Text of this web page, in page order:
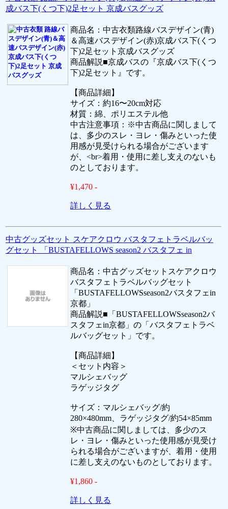
成バス下(くつ下)2足セット 京成バスグッズ
商品名：中古衣類路線バスデザイン(青)
＆高速バスデザイン(赤)京成バス下(くつ
下)2足セット京成バスグッズ
商品解説■京成バスの『京成バス下(くつ
下)2足セット』です。
【商品詳細】
サイズ：約16〜20cm対応
材質：綿、ポリエステル他
中古注意事項：※中古商品に関しまして
は、多少のスレ・ヨレ・傷みといった使
用感が見受けられる場合がございます
が、<br>着用・使用に差し支えのないも
のとしております。
¥1,470 -
詳しく見る
中古グッズセット スケアクロウ バスタフェトラベルバッ
グセット 「BUSTAFELLOWS season2 バスタフェ in
商品名：中古グッズセットスケアクロウ
バスタフェトラベルバッグセット
「BUSTAFELLOWSseason2バスタフェin
京都」
商品解説■「BUSTAFELLOWSseason2バ
スタフェin京都」の「バスタフェトラベ
ルバッグセット」です。
【商品詳細】
＜セット内容＞
マルシェバッグ
ラゲッジタグ
サイズ：マルシェバッグ/約
280×480mm、ラゲッジタグ/約54×85mm
※中古商品に関しましては、多少のス
レ・ヨレ・傷みといった使用感が見受け
られる場合がございますが、着用・使用
に差し支えのないものとしております。
¥1,860 -
詳しく見る